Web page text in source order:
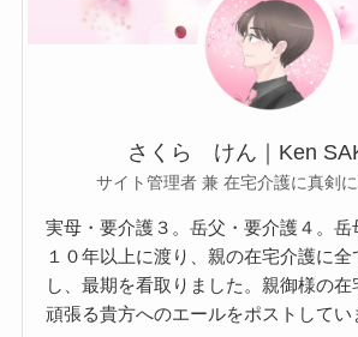
さくら けん｜Ken
サイト管理者 兼 在宅介護に真剣
実母・要介護３。岳父・要介護４。岳
１０年以上に渡り、親の在宅介護に全
し、最期を看取りました。親御様の
頑張る貴方へのエールをポストしてい